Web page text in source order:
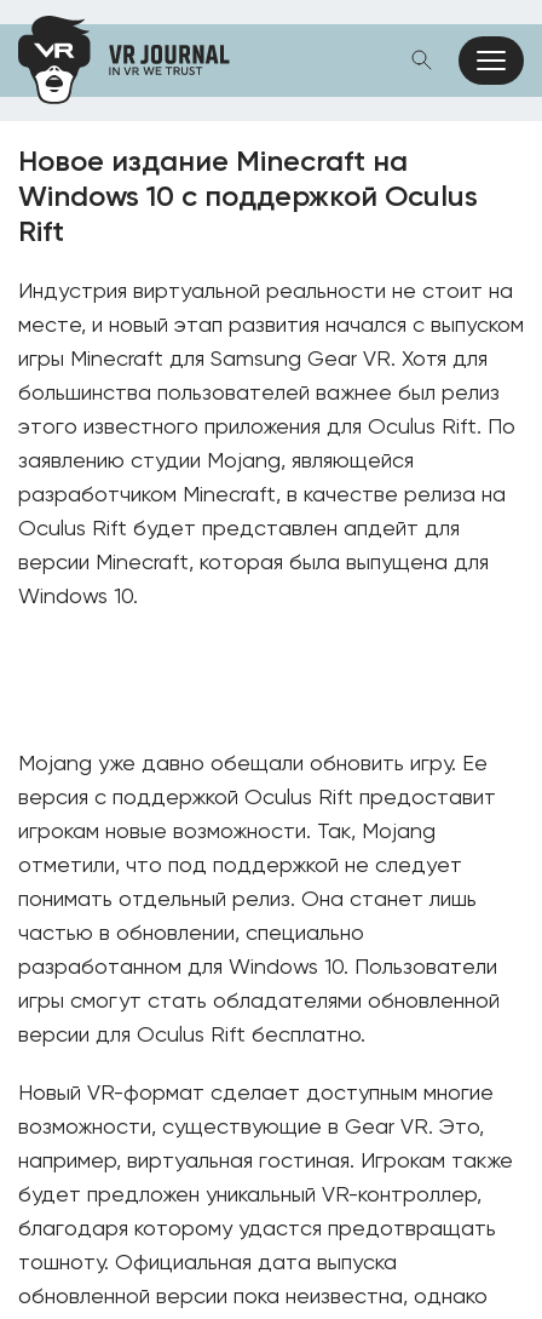
Новое издание Minecraft на
Windows 10 с поддержкой Oculus
Rift
Индустрия виртуальной реальности не стоит на
месте, и новый этап развития начался с выпуском
игры Minecraft для Samsung Gear VR. Хотя для
большинства пользователей важнее был релиз
этого известного приложения для Oculus Rift. По
заявлению студии Mojang, являющейся
разработчиком Minecraft, в качестве релиза на
Oculus Rift будет представлен апдейт для
версии Minecraft, которая была выпущена для
Windows 10.
Mojang уже давно обещали обновить игру. Ее
версия с поддержкой Oculus Rift предоставит
игрокам новые возможности. Так, Mojang
отметили, что под поддержкой не следует
понимать отдельный релиз. Она станет лишь
частью в обновлении, специально
разработанном для Windows 10. Пользователи
игры смогут стать обладателями обновленной
версии для Oculus Rift бесплатно.
Новый VR-формат сделает доступным многие
возможности, существующие в Gear VR. Это,
например, виртуальная гостиная. Игрокам также
будет предложен уникальный VR-контроллер,
благодаря которому удастся предотвращать
тошноту. Официальная дата выпуска
обновленной версии пока неизвестна, однако